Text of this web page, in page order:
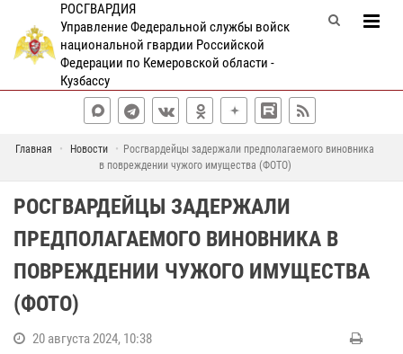
РОСГВАРДИЯ
Управление Федеральной службы войск
национальной гвардии Российской
Федерации по Кемеровской области -
Кузбассу
Главная Новости
Росгвардейцы задержали предполагаемого виновника
в повреждении чужого имущества (ФОТО)
РОСГВАРДЕЙЦЫ ЗАДЕРЖАЛИ
ПРЕДПОЛАГАЕМОГО ВИНОВНИКА В
ПОВРЕЖДЕНИИ ЧУЖОГО ИМУЩЕСТВА
(ФОТО)
20 августа 2024, 10:38